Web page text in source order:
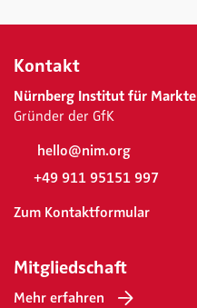
Kontakt
Nürnberg Institut für
Gründer der GfK
hello@nim.org
+49 911 95151 997
Zum Kontaktformular
Mitgliedschaft
Mehr erfahren